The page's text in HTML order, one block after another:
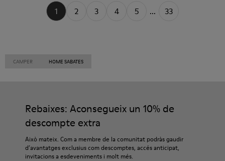
1 2 3 4 5 ... 33
CAMPER HOME SABATES
Rebaixes: Aconsegueix un 10% de
descompte extra
Això mateix. Com a membre de la comunitat podràs gaudir
d’avantatges exclusius com descomptes, accés anticipat,
invitacions a esdeveniments i molt més.